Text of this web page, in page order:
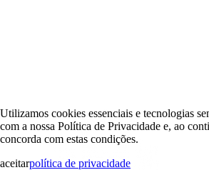
Utilizamos cookies essenciais e tecnologias
com a nossa Política de Privacidade e, ao
concorda com estas condições.
aceitarpolítica de privacidade